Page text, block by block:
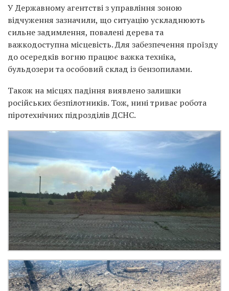
У Державному агентстві з управління зоною
відчуження зазначили, що ситуацію ускладнюють
сильне задимлення, повалені дерева та
важкодоступна місцевість. Для забезпечення проїзду
до осередків вогню працює важка техніка,
бульдозери та особовий склад із бензопилами.
Також на місцях падіння виявлено залишки
російських безпілотників. Тож, нині триває робота
піротехнічних підрозділів ДСНС.